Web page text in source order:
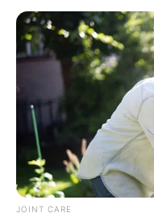
วันที่ 1 ส.ค.
มรรคผลพระโพ
สีมงคล
แจกตาราง สีม
JOINT CARE